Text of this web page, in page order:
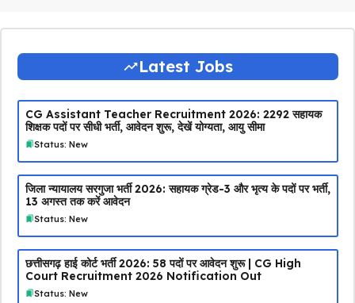
Latest Jobs
CG Assistant Teacher Recruitment 2026: 2292 सहायक
शिक्षक पदों पर सीधी भर्ती, आवेदन शुरू, देखें योग्यता, आयु सीमा
Status: New
जिला न्यायालय सरगुजा भर्ती 2026: सहायक ग्रेड-3 और भृत्य के पदों पर भर्ती,
13 अगस्त तक करें आवेदन
Status: New
छत्तीसगढ़ हाई कोर्ट भर्ती 2026: 58 पदों पर आवेदन शुरू | CG High
Court Recruitment 2026 Notification Out
Status: New